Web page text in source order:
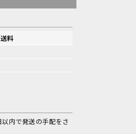
送料
内で発送の手配をさ